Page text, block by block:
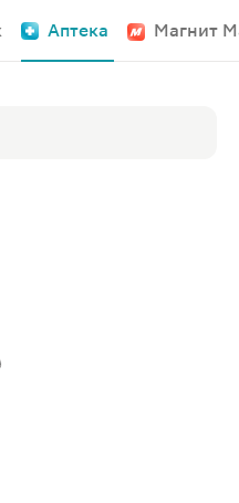
Аптека Магнит